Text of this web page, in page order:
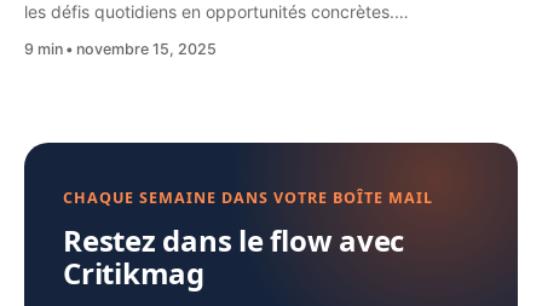
les défis quotidiens en opportunités concrètes.…
9 min novembre 15, 2025
CHAQUE SEMAINE DANS VOTRE BOÎTE MAIL
Restez dans le flow avec
Critikmag